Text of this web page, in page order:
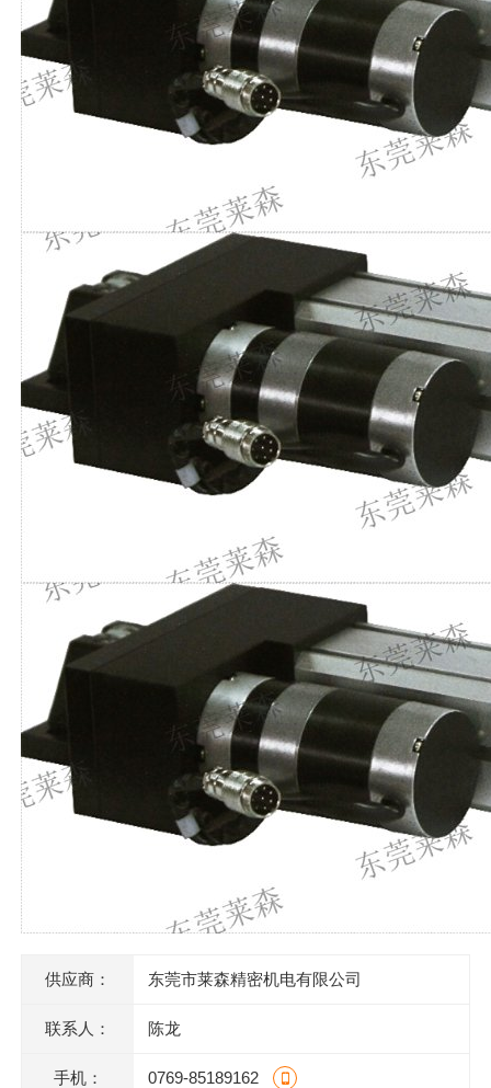
供应商： 东莞市莱森精密机电有限公司
联系人： 陈龙
手机： 0769-85189162